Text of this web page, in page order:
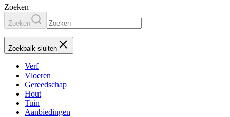
Zoeken
Zoeken
Zoekbalk sluiten
Verf
Vloeren
Gereedschap
Hout
Tuin
Aanbiedingen